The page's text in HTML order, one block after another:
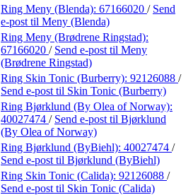
Ring Meny (Blenda): 67166020 / Send
e-post til Meny (Blenda)
Ring Meny (Brødrene Ringstad):
67166020 / Send e-post til Meny
(Brødrene Ringstad)
Ring Skin Tonic (Burberry): 92126088 /
Send e-post til Skin Tonic (Burberry)
Ring Bjørklund (By Olea of Norway):
40027474 / Send e-post til Bjørklund
(By Olea of Norway)
Ring Bjørklund (ByBiehl): 40027474 /
Send e-post til Bjørklund (ByBiehl)
Ring Skin Tonic (Calida): 92126088 /
Send e-post til Skin Tonic (Calida)